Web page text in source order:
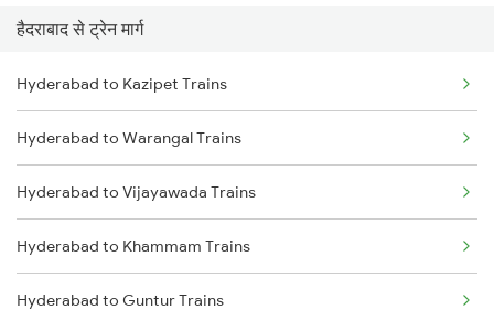
Mumbai to Pune Trains
Delhi to Jammu Trains
Mumbai to Delhi Trains
Mumbai to Goa Trains
Chennai to Coimbatore Trains
हैदराबाद से ट्रेन मार्ग
Hyderabad to Kazipet Trains
Hyderabad to Warangal Trains
Hyderabad to Vijayawada Trains
Hyderabad to Khammam Trains
Hyderabad to Guntur Trains